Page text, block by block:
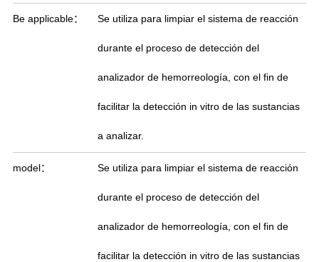
Be applicable： Se utiliza para limpiar el sistema de reacción
durante el proceso de detección del
analizador de hemorreología, con el fin de
facilitar la detección in vitro de las sustancias
a analizar.
model： Se utiliza para limpiar el sistema de reacción
durante el proceso de detección del
analizador de hemorreología, con el fin de
facilitar la detección in vitro de las sustancias